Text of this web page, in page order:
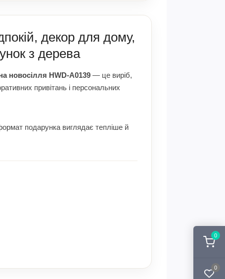
0
0
декор для дому,
з дерева
новосілля HWD-A0139 — це виріб,
привітань і персональних
подарунка виглядає тепліше й